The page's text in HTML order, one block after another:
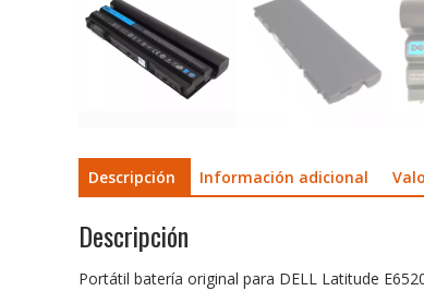
Descripción Información adicional
Descripción
Portátil batería original para DELL Latitude